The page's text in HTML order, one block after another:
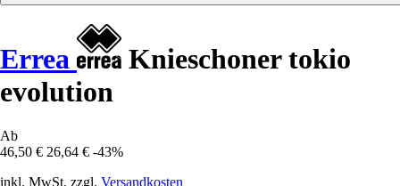
Errea
Knieschoner tokio
evolution
Ab
46,50 € 26,64 € -43%
inkl. MwSt. zzgl. Versandkosten